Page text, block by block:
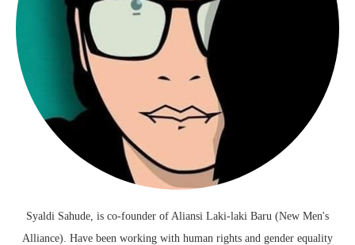
Syaldi Sahude, is co-founder of Aliansi Laki-laki Baru (New Men's
Alliance). Have been working with human rights and gender equality